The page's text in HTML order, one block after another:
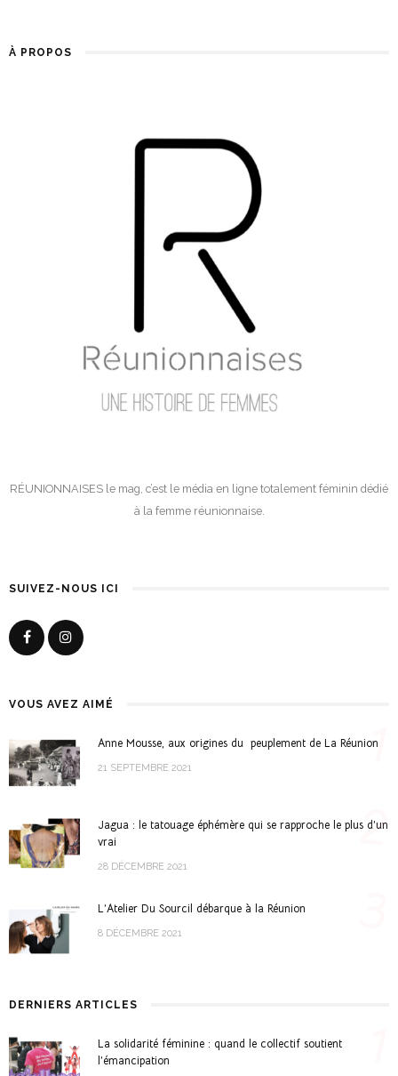
À PROPOS
RÉUNIONNAISES le mag, c’est le média en ligne totalement féminin dédié
à la femme réunionnaise.
SUIVEZ-NOUS ICI
VOUS AVEZ AIMÉ
Anne Mousse, aux origines du peuplement de La Réunion
21 SEPTEMBRE 2021 1
Jagua : le tatouage éphémère qui se rapproche le plus d’un
vrai
28 DÉCEMBRE 2021
2
L’Atelier Du Sourcil débarque à la Réunion
8 DÉCEMBRE 2021
DERNIERS ARTICLES
La solidarité féminine : quand le collectif soutient
l’émancipation